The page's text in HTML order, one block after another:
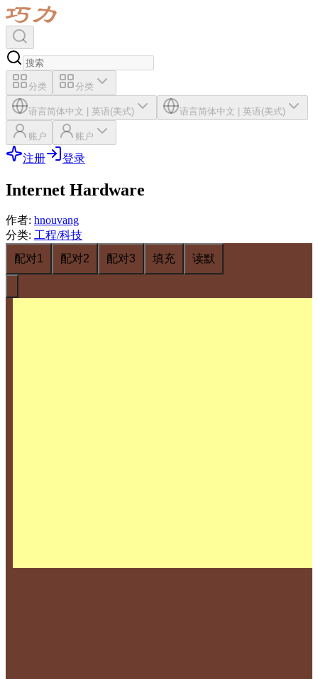
分类 分类
语言简体中文 | 英语(美式) 语言简体中文 | 英语(美式)
账户 账户
注册 登录
Internet Hardware
作者: hnouvang
分类: 工程/科技
配对1
配对2 配对3 填充 读默